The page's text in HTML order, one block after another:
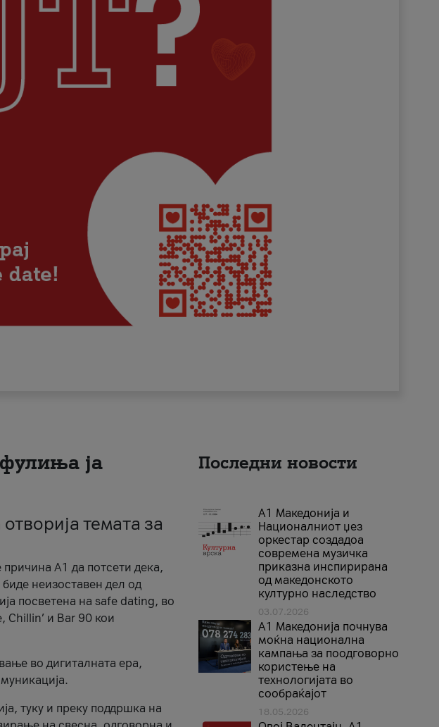
ја
темата за
А1 да потсети дека,
неизоставен дел од
посветена на safe dating, во
Chillin’ и Bar 90 кои
во дигиталната ера,
туку и преку поддршка на
Последни новости
А1 Македонија и
Националниот џез
оркестар создадоа
современа музичка
приказна инспирирана
од македонското
културно наследство
03.07.2026
A1 Македонија почнува
моќна национална
кампања за поодговорно
користење на
технологијата во
сообраќајот
18.05.2026